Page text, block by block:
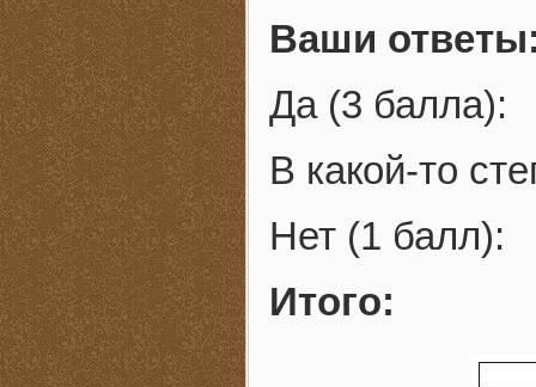
Ваши
Да (3 балла):
В какой-то
Нет (1 балл):
Итого: